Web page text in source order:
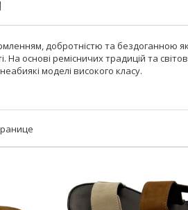
добротністю та бездоганною
На основі ремісничих традицій та
моделі високого класу.